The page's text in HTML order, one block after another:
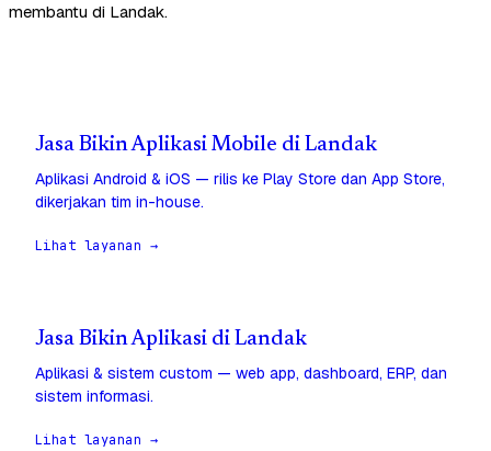
membantu di Landak.
Jasa Bikin Aplikasi Mobile di Landak
Aplikasi Android & iOS — rilis ke Play Store dan App Store,
dikerjakan tim in-house.
Lihat layanan →
Jasa Bikin Aplikasi di Landak
Aplikasi & sistem custom — web app, dashboard, ERP, dan
sistem informasi.
Lihat layanan →